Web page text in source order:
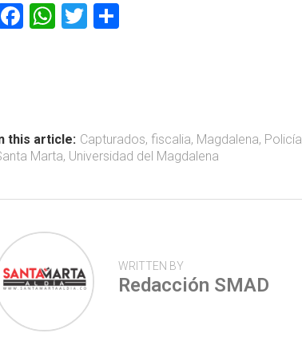
F
ok
W
p
p
T
tir
this article: Capturados, fiscalia, Magdalena, Policía
Marta, Universidad del Magdalena
WRITTEN BY
Redacción SMAD